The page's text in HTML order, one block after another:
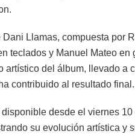
Dani Llamas, compuesta por
teclados y Manuel Mateo en
artístico del álbum, llevado a
contribuido al resultado final.
desde el viernes
su evolución artística y